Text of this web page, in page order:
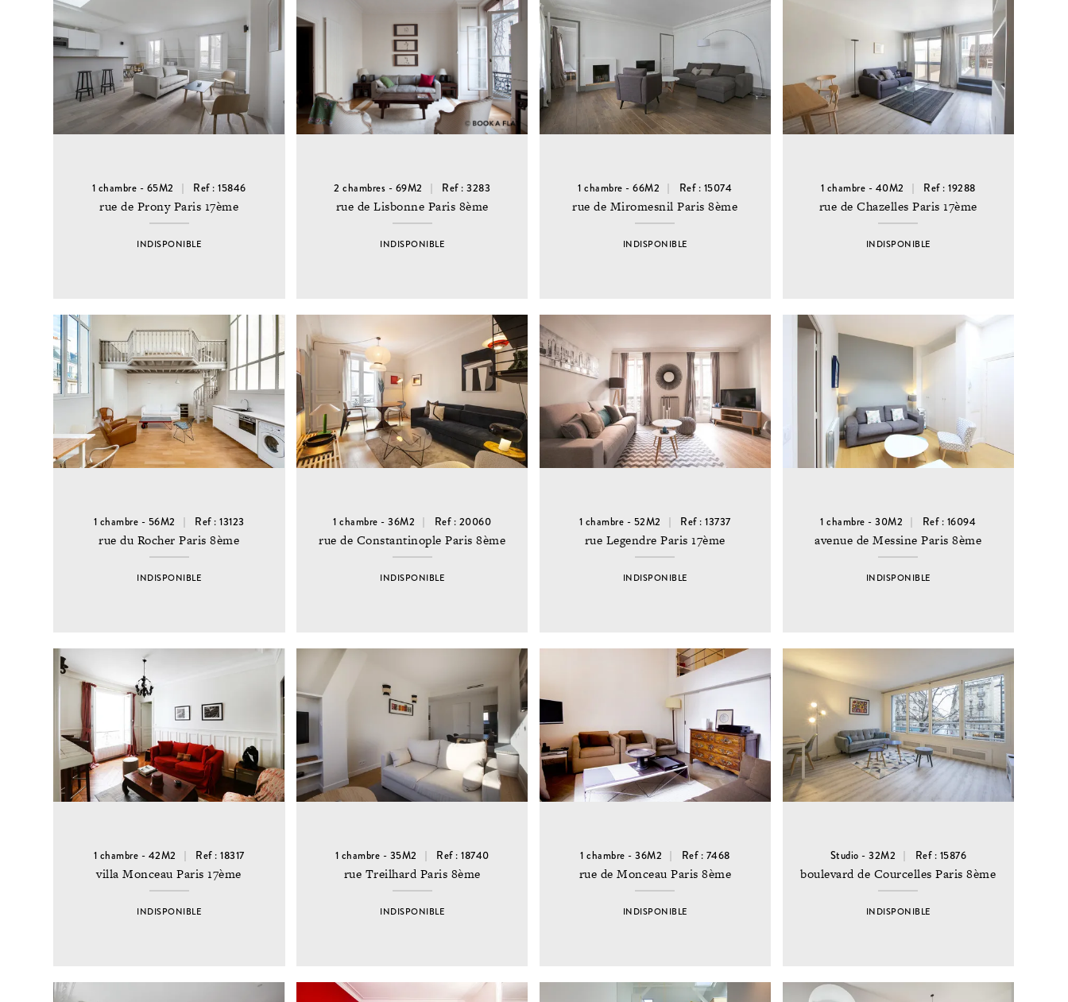
1 chambre - 65M2 Ref : 15846
rue de Prony Paris 17ème
INDISPONIBLE
2 chambres - 69M2 Ref : 3283
rue de Lisbonne Paris 8ème
INDISPONIBLE
1 chambre - 66M2 Ref : 15074
rue de Miromesnil Paris 8ème
INDISPONIBLE
1 chambre - 40M2 Ref : 19288
rue de Chazelles Paris 17ème
INDISPONIBLE
1 chambre - 56M2 Ref : 13123
rue du Rocher Paris 8ème
INDISPONIBLE
1 chambre - 36M2 Ref : 20060
rue de Constantinople Paris 8ème
INDISPONIBLE
1 chambre - 52M2 Ref : 13737
rue Legendre Paris 17ème
INDISPONIBLE
1 chambre - 30M2 Ref : 16094
avenue de Messine Paris 8ème
INDISPONIBLE
1 chambre - 42M2 Ref : 18317
villa Monceau Paris 17ème
INDISPONIBLE
1 chambre - 35M2 Ref : 18740
rue Treilhard Paris 8ème
INDISPONIBLE
1 chambre - 36M2 Ref : 7468
rue de Monceau Paris 8ème
INDISPONIBLE
Studio - 32M2 Ref : 15876
boulevard de Courcelles Paris 8ème
INDISPONIBLE